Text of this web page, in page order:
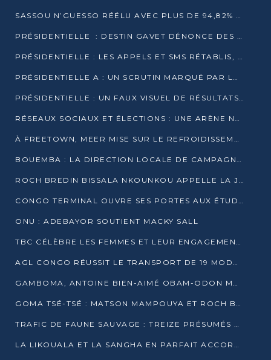
SASSOU N’GUESSO RÉÉLU AVEC PLUS DE 94,82% DES VOIX
PRÉSIDENTIELLE : DESTIN GAVET DÉNONCE DES IRRÉGULARITÉS ET REVENDIQUE LA VICTOIRE
PRÉSIDENTIELLE : LES APPELS ET SMS RÉTABLIS, INTERNET RESTE BLOQUÉ
PRÉSIDENTIELLE A : UN SCRUTIN MARQUÉ PAR LA COUPURE D’INTERNET ET UNE AFFLUENCE TIMIDE À BRAZZAVILLE
PRÉSIDENTIELLE : UN FAUX VISUEL DE RÉSULTATS CIRCULE
RÉSEAUX SOCIAUX ET ÉLECTIONS : UNE ARÈNE NUMÉRIQUE EN PLEINE MUTATION AU CONGO
À FREETOWN, MEER MISE SUR LE REFROIDISSEMENT PASSIF FACE À LA CHALEUR EXTRÊME
BOUEMBA : LA DIRECTION LOCALE DE CAMPAGNE DE DENIS SASSOU N’GUESSO MULTIPLIE LES ACTIVITÉS DE MOBILISATION
ROCH BREDIN BISSALA NKOUNKOU APPELLE LA JEUNESSE DE GOMA TSÉ-TSÉ À UN VOTE MASSIF POUR DENIS SASSOU NGUESSO
CONGO TERMINAL OUVRE SES PORTES AUX ÉTUDIANTS EN TRANSPORT ET LOGISTIQUE
ONU : ADEBAYOR SOUTIENT MACKY SALL
TBC CÉLÈBRE LES FEMMES ET LEUR ENGAGEMENT À L’OCCASION DU 8 MARS
AGL CONGO RÉUSSIT LE TRANSPORT DE 19 MODULES HORS GABARIT ENTRE POINTE-NOIRE ET BRAZZAVILLE
GAMBOMA, ANTOINE BIEN-AIMÉ OBAM-ODON MOBILISE LES 32 148 ÉLECTEURS EN FAVEUR DE DENIS SASSOU NGUESSO
GOMA TSÉ-TSÉ : MATSON MAMPOUYA ET ROCH BREDIN BISSALA NKOUNKOU EN CAMPAGNE DE PROXIMITÉ
TRAFIC DE FAUNE SAUVAGE : TREIZE PRÉSUMÉS TRAFIQUANTS INTERPELLÉS AU CONGO EN 2025
LA LIKOUALA ET LA SANGHA EN PARFAIT ACCORD AVEC LE PROJET DE SOCIÉTÉ DU CANDIDAT DENIS SASSOU-N’GUESSO